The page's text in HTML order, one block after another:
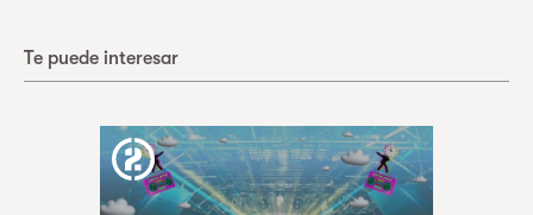
Te puede interesar